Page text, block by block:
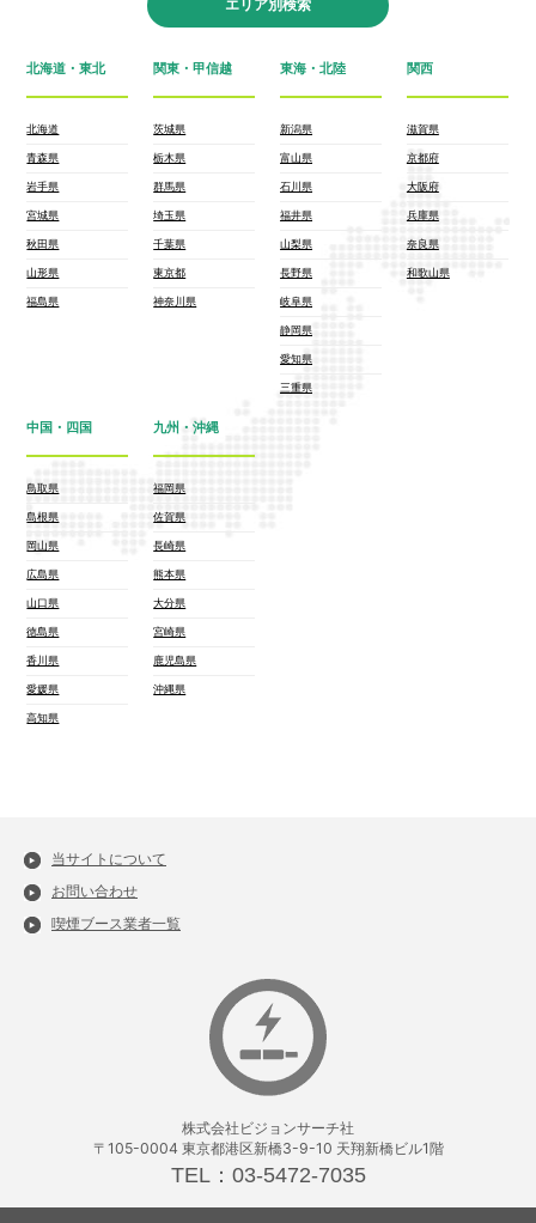
エリア別検索
北海道・東北
北海道
青森県
岩手県
宮城県
秋田県
山形県
福島県
関東・甲信越
茨城県
栃木県
群馬県
埼玉県
千葉県
東京都
神奈川県
東海・北陸
新潟県
富山県
石川県
福井県
山梨県
長野県
岐阜県
静岡県
愛知県
三重県
関西
滋賀県
京都府
大阪府
兵庫県
奈良県
和歌山県
中国・四国
鳥取県
島根県
岡山県
広島県
山口県
徳島県
香川県
愛媛県
高知県
九州・沖縄
福岡県
佐賀県
長崎県
熊本県
大分県
宮崎県
鹿児島県
沖縄県
当サイトについて
お問い合わせ
喫煙ブース業者一覧
株式会社ビジョンサーチ社
〒105-0004 東京都港区新橋3-9-10 天翔新橋ビル1階
TEL：03-5472-7035